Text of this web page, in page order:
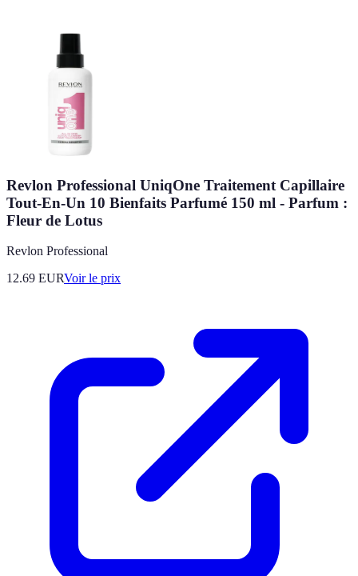
Revlon Professional UniqOne Traitement Capillaire
Tout-En-Un 10 Bienfaits Parfumé 150 ml - Parfum :
Fleur de Lotus
Revlon Professional
12.69 EURVoir le prix